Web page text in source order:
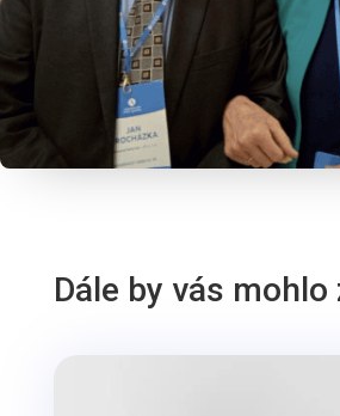
Dále by vás mohlo